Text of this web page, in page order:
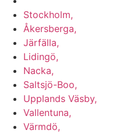
Stockholm,
Åkersberga,
Järfälla,
Lidingö,
Nacka,
Saltsjö-Boo,
Upplands Väsby,
Vallentuna,
Värmdö,